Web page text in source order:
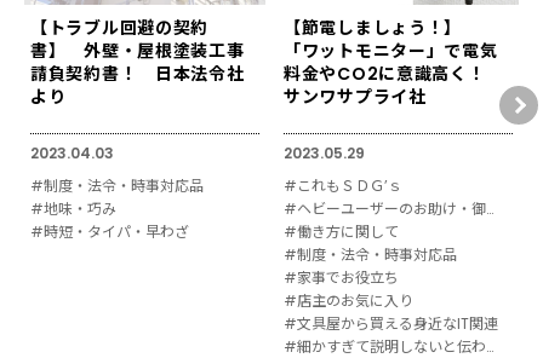
【トラブル回避の契約
書】 外壁・屋根塗装工事
請負契約書！ 日本法令社
より
2023.04.03
#制度・法令・時事対応品
#地味・巧み
#時短・タイパ・早わざ
【節電しましょう！】
「ワットモニター」で電気
料金やCO2に意識高く！
サンワサプライ社
2023.05.29
#これもＳＤＧ’ｓ
#ヘビーユーザーのお助け・御用達
#働き方に関して
#制度・法令・時事対応品
#家事でお役立ち
#店主のお気に入り
#文具屋から買える身近なIT関連
#細かすぎて説明しないと伝わりにくい